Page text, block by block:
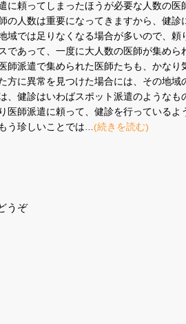
頼ってしまったほうが必要な人数の医
人数は重要になってきますから、健診
では足りなくなる場合が多いので、頼
あって、一度に大人数の医師が集めら
派遣で集められた医師たちも、かなり
に異常を見つけた場合には、その地域
健診はいわばスポット派遣のようなも
師派遣に頼って、健診を行っているよ
う珍しいことでは…(続きを読む)
うぞ